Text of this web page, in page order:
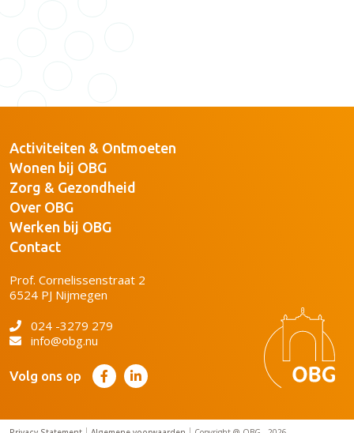
Activiteiten & Ontmoeten
Wonen bij OBG
Zorg & Gezondheid
Over OBG
Werken bij OBG
Contact
Prof. Cornelissenstraat 2
6524 PJ Nijmegen
024 -3279 279
info@obg.nu
Volg ons op